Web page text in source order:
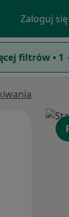
Zaloguj się
filtrów • 1